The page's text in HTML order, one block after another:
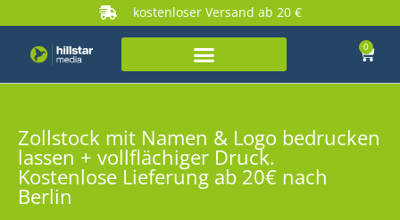
kostenloser Versand ab 20 €
0
Zollstock mit Namen & Logo bedrucken
lassen + vollflächiger Druck.
Kostenlose Lieferung ab 20€ nach
Berlin